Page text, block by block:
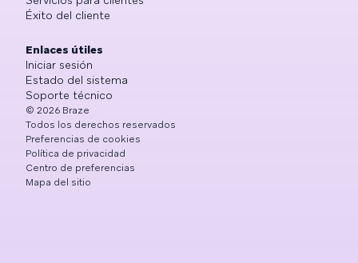
Éxito del cliente
Enlaces útiles
Iniciar sesión
Estado del sistema
Soporte técnico
© 2026 Braze
Todos los derechos reservados
Preferencias de cookies
Política de privacidad
Centro de preferencias
Mapa del sitio